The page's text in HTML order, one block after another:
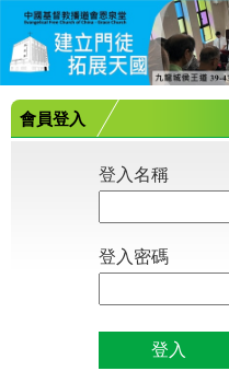
會員登入
登入名稱
登入密碼